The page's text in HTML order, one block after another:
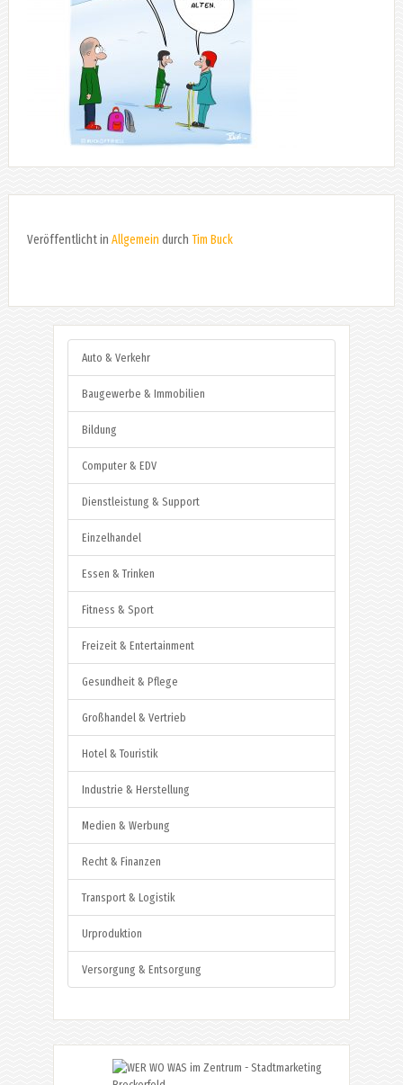
Veröffentlicht in Allgemein durch Tim Buck
Auto & Verkehr
Baugewerbe & Immobilien
Bildung
Computer & EDV
Dienstleistung & Support
Einzelhandel
Essen & Trinken
Fitness & Sport
Freizeit & Entertainment
Gesundheit & Pflege
Großhandel & Vertrieb
Hotel & Touristik
Industrie & Herstellung
Medien & Werbung
Recht & Finanzen
Transport & Logistik
Urproduktion
Versorgung & Entsorgung